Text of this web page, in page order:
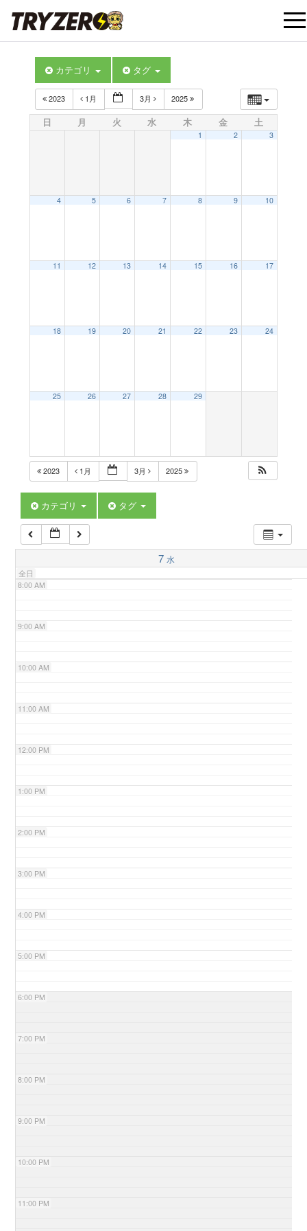
t
i
カテゴリ タグ
2023 1月 3月 2025
日 月 火 水 木 金 土
1 2 3
4 5 6 7 8 9 10
11 12 13 14 15 16 17
18 19 20 21 22 23 24
25 26 27 28 29
2023 1月 3月 2025
カテゴリ タグ
7 水
全日
5:00 AM
6:00 AM
7:00 AM
8:00 AM
9:00 AM
10:00 AM
11:00 AM
12:00 PM
1:00 PM
2:00 PM
3:00 PM
4:00 PM
5:00 PM
6:00 PM
7:00 PM
8:00 PM
9:00 PM
10:00 PM
11:00 PM